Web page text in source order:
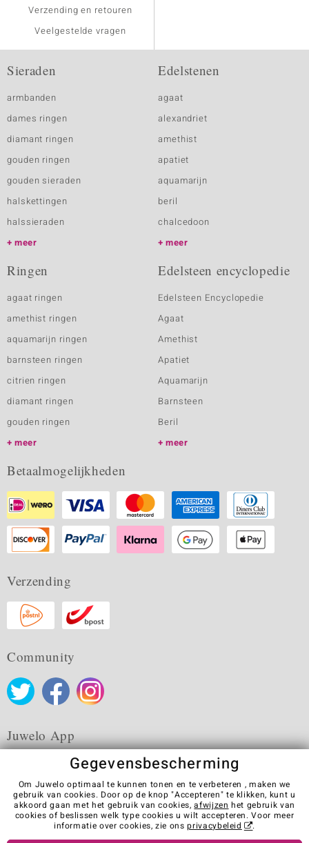
Verzending en retouren
Veelgestelde vragen
Sieraden
armbanden
dames ringen
diamant ringen
gouden ringen
gouden sieraden
halskettingen
halssieraden
meer
Edelstenen
agaat
alexandriet
amethist
apatiet
aquamarijn
beril
chalcedoon
meer
Ringen
agaat ringen
amethist ringen
aquamarijn ringen
barnsteen ringen
citrien ringen
diamant ringen
gouden ringen
meer
Edelsteen encyclopedie
Edelsteen Encyclopedie
Agaat
Amethist
Apatiet
Aquamarijn
Barnsteen
Beril
meer
Betaalmogelijkheden
Verzending
Community
Juwelo App
Algemene verkoopvoorwaarden Privacybeleid
Cookies
Colofon
Contact
Contract herroepen
Gegevensbescherming
Om Juwelo optimaal te kunnen tonen en te verbeteren , maken we
gebruik van cookies. Door op de knop "Accepteren" te klikken, kunt u
akkoord gaan met het gebruik van cookies,afwijzen het gebruik van
cookies of beslissen welk type cookies u wilt accepteren. Voor meer
informatie over cookies, zie onsprivacybeleid .